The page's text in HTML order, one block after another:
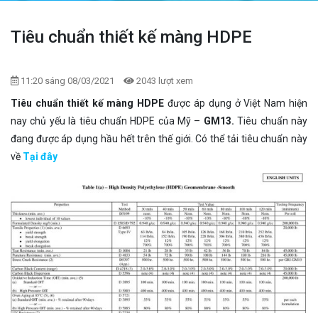
Tiêu chuẩn thiết kế màng HDPE
11:20 sáng 08/03/2021 2043 lượt xem
Tiêu chuẩn thiết kế màng HDPE được áp dụng ở Việt Nam hiện
nay chủ yếu là tiêu chuẩn HDPE của Mỹ – GM13.Tiêu chuẩn này
đang được áp dụng hầu hết trên thế giới. Có thể tải tiêu chuẩn này
về Tại đây